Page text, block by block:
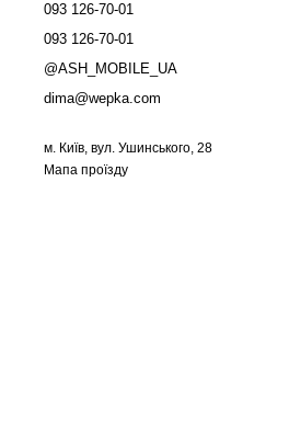
093 126-70-01
093 126-70-01
@ASH_MOBILE_UA
dima@wepka.com
м. Київ, вул. Ушинського, 28
Мапа проїзду